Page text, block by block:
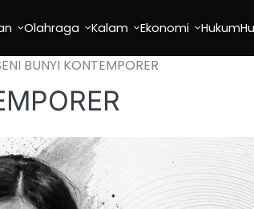
Olahraga Kalam Ekonomi Hukum
BUNYI KONTEMPORER